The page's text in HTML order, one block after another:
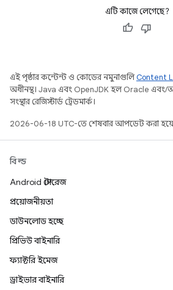
এটি কাজে লেগেছে?
এই পৃষ্ঠার কন্টেন্ট ও কোডের নমুনাগুলিContent
অধীনস্থ। Java এবং OpenJDK হল Oracle এবং/
সংস্থার রেজিস্টার্ড ট্রেডমার্ক।
2026-06-18 UTC-তে শেষবার আপডেট করা
বিল্ড
Android স্টোরেজ
প্রয়োজনীয়তা
ডাউনলোড হচ্ছে
প্রিভিউ বাইনারি
ফ্যাক্টরি ইমেজ
ড্রাইভার বাইনারি